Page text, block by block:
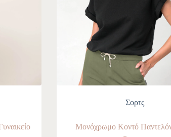
Σορτς
Μονόχρωμο Κοντό